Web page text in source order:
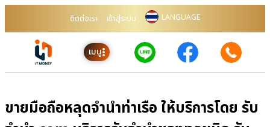
ติดต่อเรา เข้าสู่ระบบ LANGUAGE
เมนู
ขายมือถือหลุดจำนำท่าเรือ ให้บริการโดย รับ